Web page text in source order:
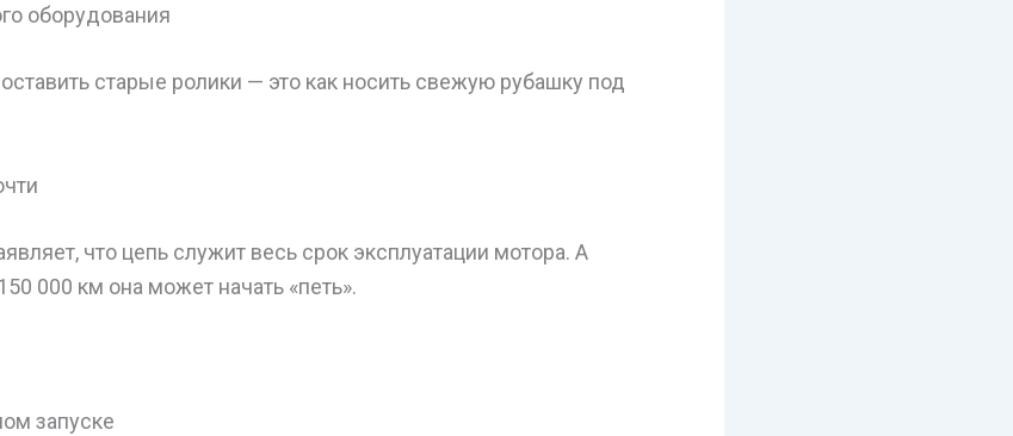
оборудования
старые ролики — это как носить свежую рубашку под
что цепь служит весь срок эксплуатации мотора. А
000 км она может начать «петь».
запуске